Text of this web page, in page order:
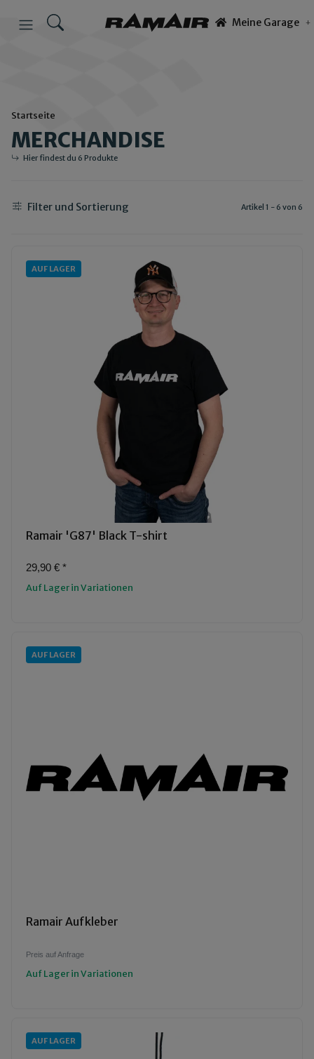
Meine Garage
Startseite
MERCHANDISE
Hier findest du 6 Produkte
Filter und Sortierung Artikel 1 - 6 von 6
AUF LAGER
Ramair 'G87' Black T-shirt
29,90 € *
Auf Lager in Variationen
AUF LAGER
Ramair Aufkleber
Preis auf Anfrage
Auf Lager in Variationen
AUF LAGER